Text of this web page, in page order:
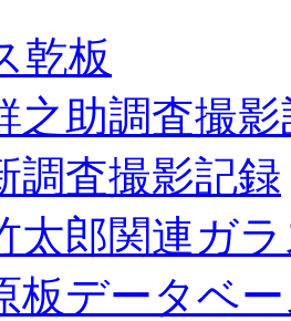
乾板
之助調査撮
調査撮影記録
太郎関連ガ
板データベ